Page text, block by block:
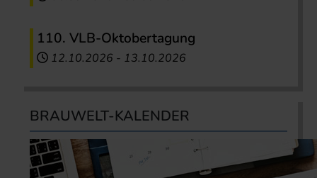
110. VLB-Oktobertagung
12.10.2026 - 13.10.2026
BRAUWELT-KALENDER